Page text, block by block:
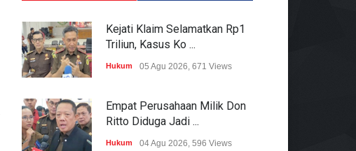
Kejati Klaim Selamatkan Rp1
Triliun, Kasus Ko ...
Hukum 05 Agu 2026, 671 Views
Empat Perusahaan Milik Don
Ritto Diduga Jadi ...
Hukum 04 Agu 2026, 596 Views